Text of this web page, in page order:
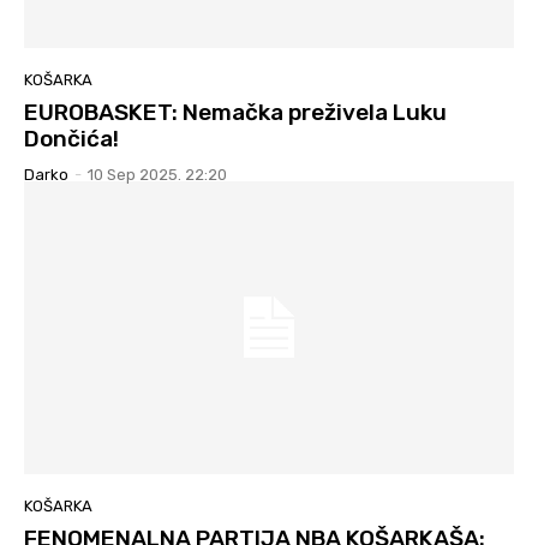
KOŠARKA
EUROBASKET: Nemačka preživela Luku
Dončića!
Darko - 10 Sep 2025. 22:20
KOŠARKA
FENOMENALNA PARTIJA NBA KOŠARKAŠA: